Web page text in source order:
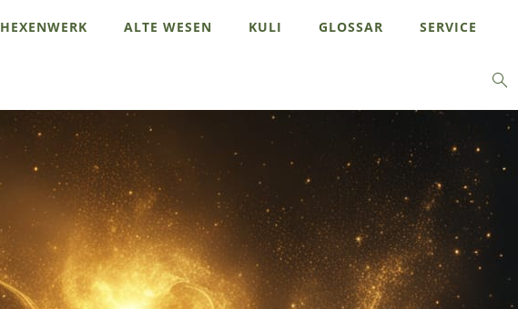
HEXENWERK ALTE WESEN KULI GLOSSAR SERVICE